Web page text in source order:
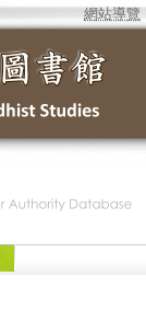
網站導覽